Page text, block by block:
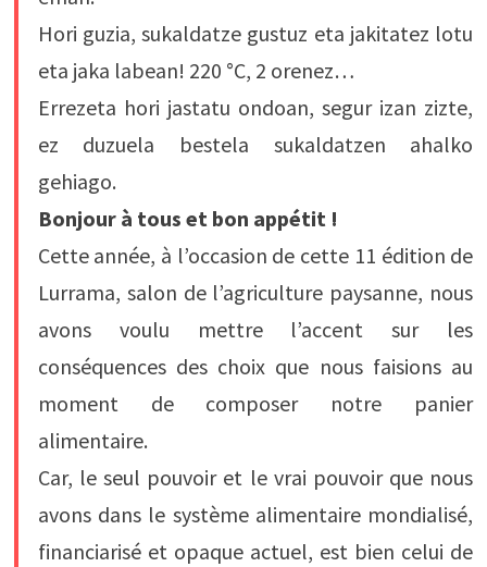
Hori guzia, sukaldatze gustuz eta jakitatez lotu
eta jaka labean! 220 °C, 2 orenez…
Errezeta hori jastatu ondoan, segur izan zizte,
ez duzuela bestela sukaldatzen ahalko
gehiago.
Bonjour à tous et bon appétit !
Cette année, à l’occasion de cette 11 édition de
Lurrama, salon de l’agriculture paysanne, nous
avons voulu mettre l’accent sur les
conséquences des choix que nous faisions au
moment de composer notre panier
alimentaire.
Car, le seul pouvoir et le vrai pouvoir que nous
avons dans le système alimentaire mondialisé,
financiarisé et opaque actuel, est bien celui de